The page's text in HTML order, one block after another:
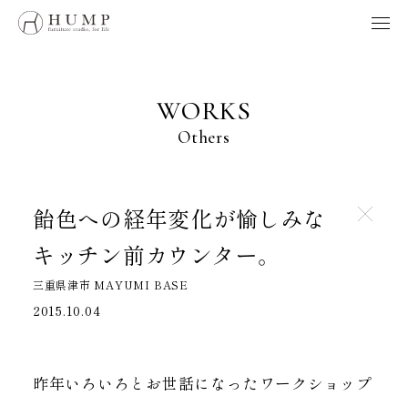
お問い合わせ
Follow us
WORKS
Others
飴色への経年変化が愉しみな
キッチン前カウンター。
三重県津市 MAYUMI BASE
2015.10.04
昨年いろいろとお世話になったワークショップ